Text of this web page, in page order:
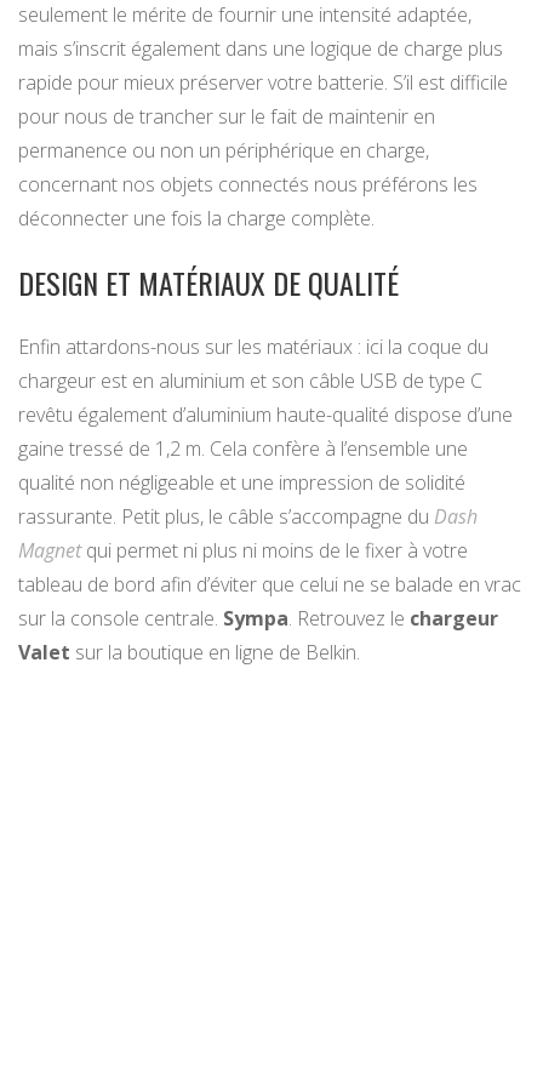
seulement le mérite de fournir une intensité adaptée,
mais s’inscrit également dans une logique de charge plus
rapide pour mieux préserver votre batterie. S’il est difficile
pour nous de trancher sur le fait de maintenir en
permanence ou non un périphérique en charge,
concernant nos objets connectés nous préférons les
déconnecter une fois la charge complète.
DESIGN ET MATÉRIAUX DE QUALITÉ
Enfin attardons-nous sur les matériaux : ici la coque du
chargeur est en aluminium et son câble USB de type C
revêtu également d’aluminium haute-qualité dispose d’une
gaine tressé de 1,2 m. Cela confère à l’ensemble une
qualité non négligeable et une impression de solidité
rassurante. Petit plus, le câble s’accompagne du Dash
Magnetqui permet ni plus ni moins de le fixer à votre
tableau de bord afin d’éviter que celui ne se balade en vrac
sur la console centrale. Sympa. Retrouvez le chargeur
Valet sur la boutique en ligne de Belkin.